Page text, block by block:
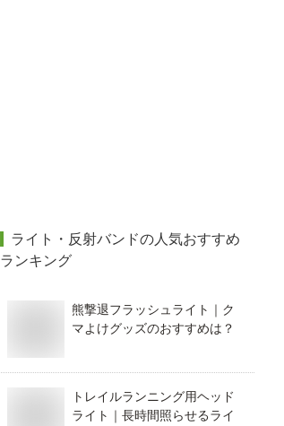
ライト・反射バンドの人気おすすめ
ランキング
熊撃退フラッシュライト｜ク
マよけグッズのおすすめは？
トレイルランニング用ヘッド
ライト｜長時間照らせるライ